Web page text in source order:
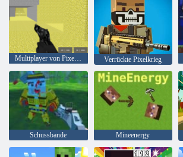
Multiplayer von Pixel Combat Verrückte Pixelkrieg
Schussbande Mineenergy